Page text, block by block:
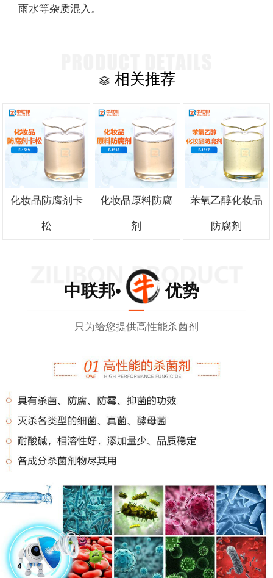
雨水等杂质混入。
相关推荐
化妆品防腐剂卡
松
化妆品原料防腐
剂
苯氧乙醇化妆品
防腐剂
中联邦• 优势
只为给您提供高性能杀菌剂